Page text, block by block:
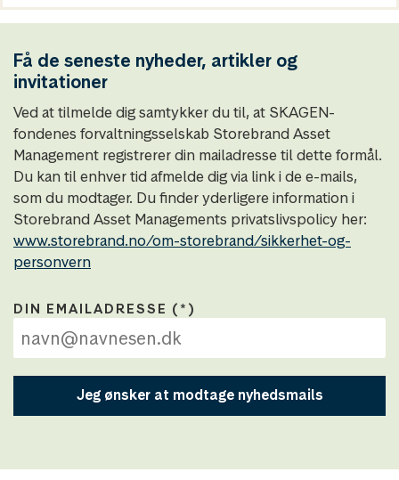
Få de seneste nyheder, artikler og
invitationer
Ved at tilmelde dig samtykker du til, at SKAGEN-
fondenes forvaltningsselskab Storebrand Asset
Management registrerer din mailadresse til dette formål.
Du kan til enhver tid afmelde dig via link i de e-mails,
som du modtager. Du finder yderligere information i
Storebrand Asset Managements privatslivspolicy her:
www.storebrand.no/om-storebrand/sikkerhet-og-
personvern
DIN EMAILADRESSE
Jeg ønsker at modtage nyhedsmails